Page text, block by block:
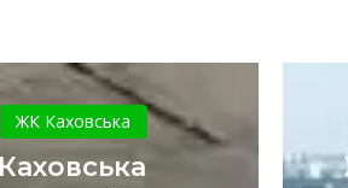
ЖК
Каховська
1-
кімнатна
ЖК Каховська